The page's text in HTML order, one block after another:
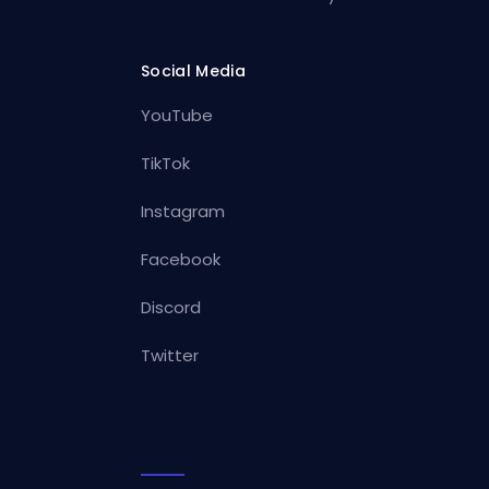
Social Media
YouTube
TikTok
Instagram
Facebook
Discord
Twitter